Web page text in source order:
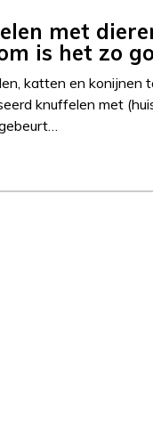
met
is het zo
katten en konijnen
knuffelen met